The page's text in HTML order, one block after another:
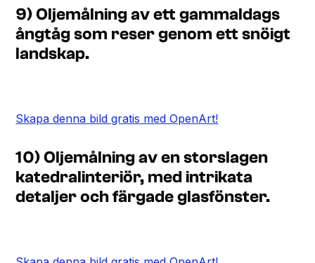
9) Oljemålning av ett gammaldags
ångtåg som reser genom ett snöigt
landskap.
Skapa denna bild gratis med OpenArt!
10) Oljemålning av en storslagen
katedralinteriör, med intrikata
detaljer och färgade glasfönster.